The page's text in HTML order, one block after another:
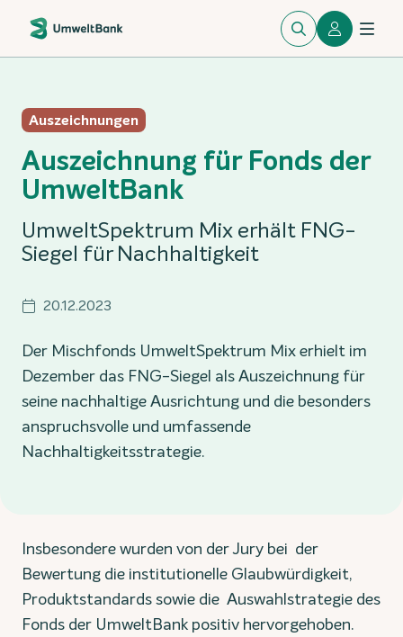
Auszeichnungen
Auszeichnung für Fonds der
UmweltBank
UmweltSpektrum Mix erhält FNG-
Siegel für Nachhaltigkeit
20.12.2023
Der Mischfonds UmweltSpektrum Mix erhielt im
Dezember das FNG-Siegel als Auszeichnung für
seine nachhaltige Ausrichtung und die besonders
anspruchsvolle und umfassende
Nachhaltigkeitsstrategie.
Insbesondere wurden von der Jury bei der
Bewertung die institutionelle Glaubwürdigkeit,
Produktstandards sowie die Auswahlstrategie des
Fonds der UmweltBank positiv hervorgehoben.